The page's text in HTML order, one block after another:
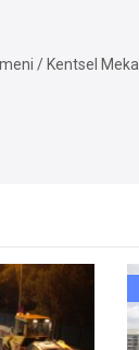
/ Kentsel